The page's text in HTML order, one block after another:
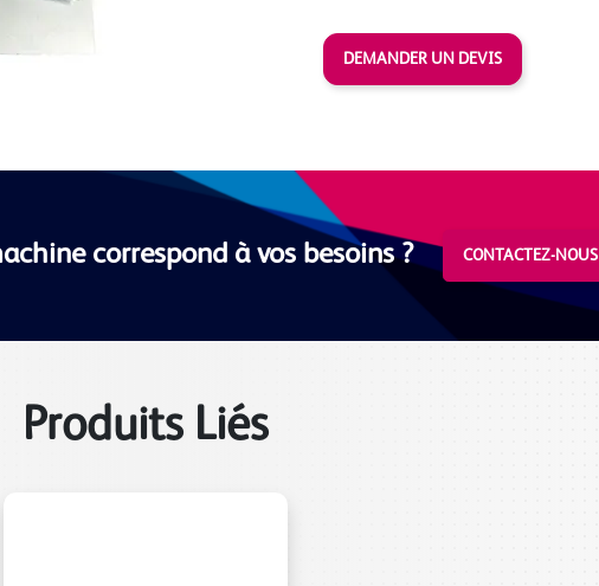
DEMANDER UN DEVIS
correspond à vos besoins ? CONTACTEZ-NOUS
Produits Liés